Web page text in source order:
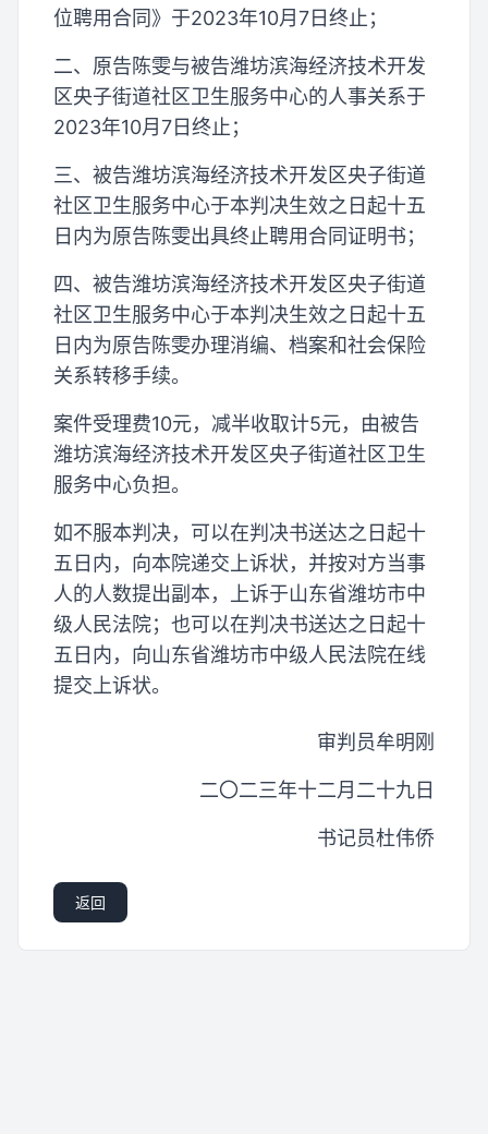
位聘用合同》于2023年10月7日终止；
二、原告陈雯与被告潍坊滨海经济技术开发
区央子街道社区卫生服务中心的人事关系于
2023年10月7日终止；
三、被告潍坊滨海经济技术开发区央子街道
社区卫生服务中心于本判决生效之日起十五
日内为原告陈雯出具终止聘用合同证明书；
四、被告潍坊滨海经济技术开发区央子街道
社区卫生服务中心于本判决生效之日起十五
日内为原告陈雯办理消编、档案和社会保险
关系转移手续。
案件受理费10元，减半收取计5元，由被告
潍坊滨海经济技术开发区央子街道社区卫生
服务中心负担。
如不服本判决，可以在判决书送达之日起十
五日内，向本院递交上诉状，并按对方当事
人的人数提出副本，上诉于山东省潍坊市中
级人民法院；也可以在判决书送达之日起十
五日内，向山东省潍坊市中级人民法院在线
提交上诉状。
审判员牟明刚
二〇二三年十二月二十九日
书记员杜伟侨
返回